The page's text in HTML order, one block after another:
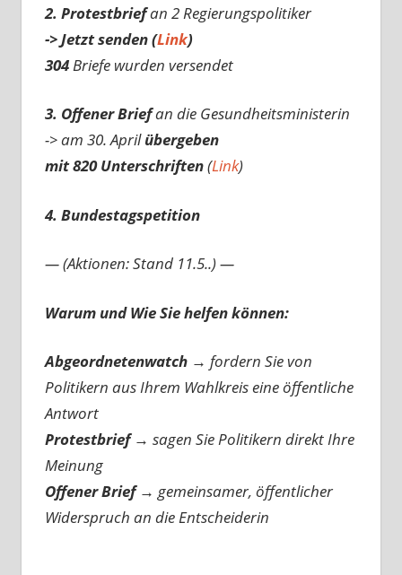
2. Protestbriefan 2 Regierungspolitiker
-> Jetzt senden (Link)
304Briefe wurden versendet
3. Offener Briefan die Gesundheitsministerin
-> am 30. Aprilübergeben
mit 820 Unterschriften(Link)
4. Bundestagspetition
— (Aktionen: Stand 11.5..) —
Warum und Wie Sie helfen können:
Abgeordnetenwatch → fordern Sie von
Politikern aus Ihrem Wahlkreis eine öffentliche
Antwort
Protestbrief → sagen Sie Politikern direkt Ihre
Meinung
Offener Brief → gemeinsamer, öffentlicher
Widerspruch an die Entscheiderin